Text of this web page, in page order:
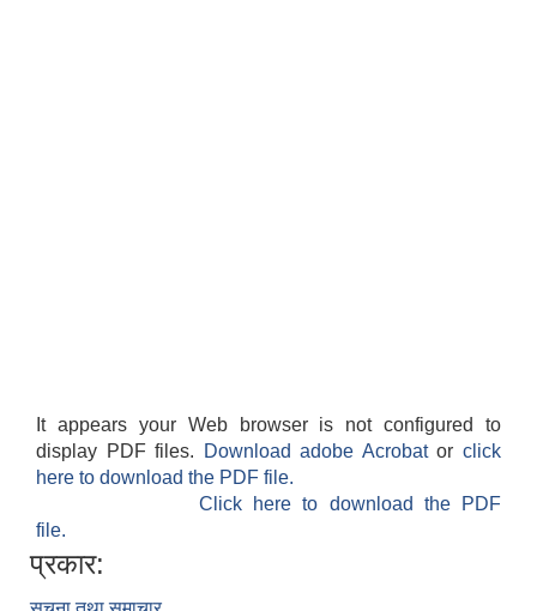
It appears your Web browser is not configured to
display PDF files.
Download adobe Acrobatorclick
here to download the PDF file.
Click here to download the PDF
file.
प्रकार: